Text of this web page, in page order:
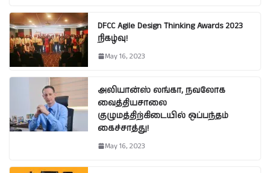
DFCC Agile Design Thinking Awards 2023
நிகழ்வு!
May 16, 2023
அலியான்ஸ் லங்கா, நவலோக
வைத்தியசாலை
குழுமத்திற்கிடையில் ஒப்பந்தம்
கைச்சாத்து!
May 16, 2023